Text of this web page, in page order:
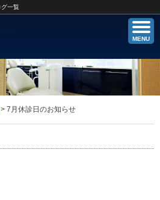
一覧
MENU
> 7月休診日のお知らせ